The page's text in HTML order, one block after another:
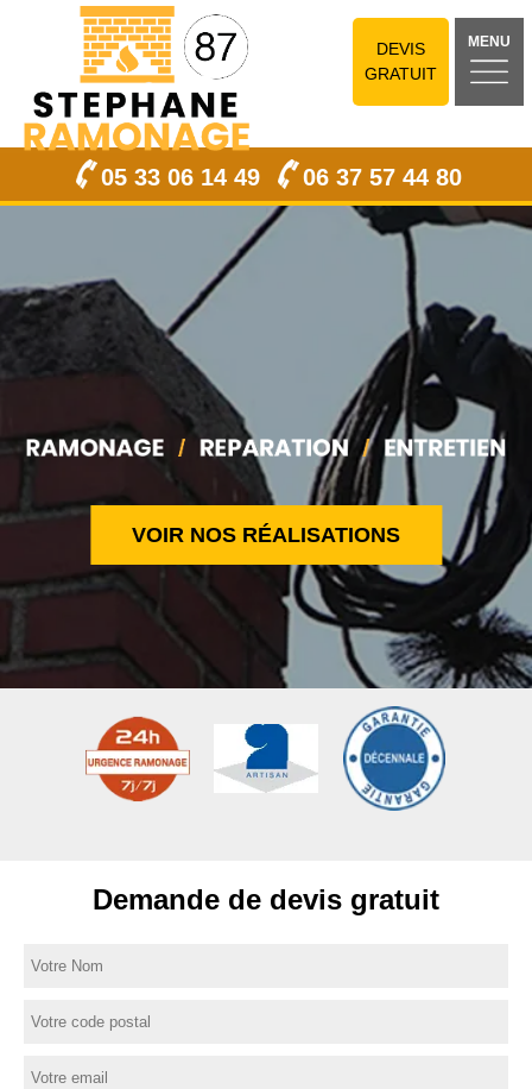
DEVIS
GRATUIT
MENU
05 33 06 14 49 06 37 57 44 80
VOIR NOS RÉALISATIONS
Demande de devis gratuit